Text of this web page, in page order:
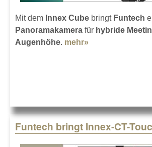
Mit dem Innex Cube bringt Funtech
Panoramakamera für hybride
Augenhöhe. mehr»
Funtech bringt Innex-CT-